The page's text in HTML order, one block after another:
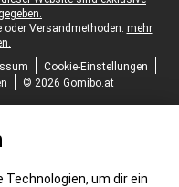
oder Versandmethoden: mehr
Cookie-Einstellungen
© 2026 Gomibo.at
Technologien, um dir ein